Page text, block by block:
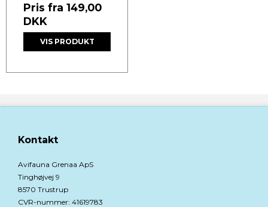
Pris fra 149,00
DKK
VIS PRODUKT
Kontakt
Avifauna Grenaa ApS
Tinghøjvej 9
8570 Trustrup
CVR-nummer: 41619783